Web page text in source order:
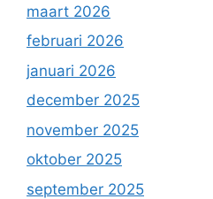
maart 2026
februari 2026
januari 2026
december 2025
november 2025
oktober 2025
september 2025